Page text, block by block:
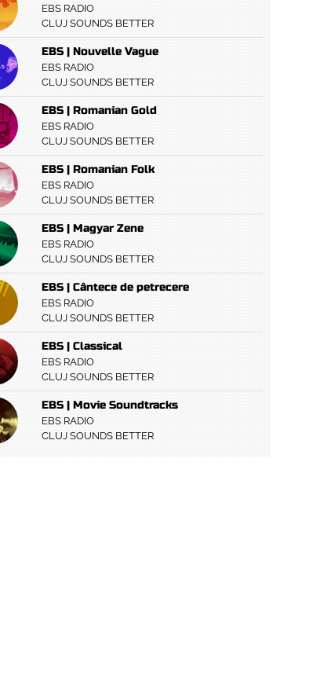
EBS RADIO
CLUJ SOUNDS BETTER
EBS | Nouvelle Vague
EBS RADIO
CLUJ SOUNDS BETTER
EBS | Romanian Gold
EBS RADIO
CLUJ SOUNDS BETTER
EBS | Romanian Folk
EBS RADIO
CLUJ SOUNDS BETTER
EBS | Magyar Zene
EBS RADIO
CLUJ SOUNDS BETTER
EBS | Cântece de petrecere
EBS RADIO
CLUJ SOUNDS BETTER
EBS | Classical
EBS RADIO
CLUJ SOUNDS BETTER
EBS | Movie Soundtracks
EBS RADIO
CLUJ SOUNDS BETTER